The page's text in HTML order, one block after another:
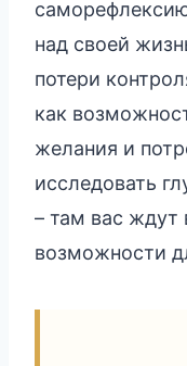
над своей
потери
как
желания и
исследовать
– там вас
возможности